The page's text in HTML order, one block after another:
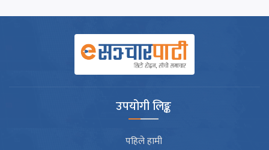
उपयोगी लिङ्क
पहिले हामी